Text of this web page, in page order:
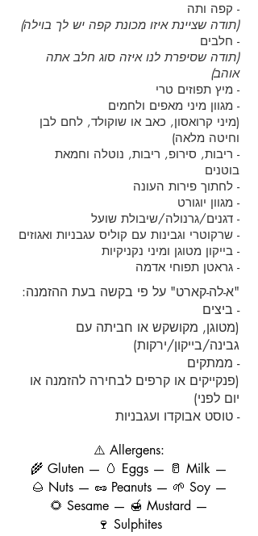
- קפה ותה
(תודה שציינת איזו מכונת קפה יש לך בוילה)
- חלבים
(תודה שסיפרת לנו איזה סוג חלב אתה
אוהב)
- מיץ תפוזים טרי
- מגוון מיני מאפים ולחמים
(מיני קרואסון, כאב או שוקולד, לחם לבן
וחיטה מלאה)
- ריבות, סירופ, ריבות, נוטלה וחמאת
בוטנים
- לחתוך פירות העונה
- מגוון יוגורט
- דגנים/גרנולה/שיבולת שועל
- שרקוטרי וגבינות עם קוליס עגבניות ואגוזים
- בייקון מטוגן ומיני נקניקיות
- גראטן תפוחי אדמה
"א-לה-קארט" על פי בקשה בעת ההזמנה:
- ביצים
(מטוגן, מקושקש או חביתה עם
גבינה/בייקון/ירקות)
- ממתקים
(פנקייקים או קרפים לבחירה להזמנה או
יום לפני)
- טוסט אבוקדו ועגבניות
⚠️ Allergens:
🌾 Gluten — 🥚 Eggs — 🥛 Milk —
🌰 Nuts — 🥜 Peanuts — 🌱 Soy —
🌻 Sesame — 🍯 Mustard —
🍷 Sulphites